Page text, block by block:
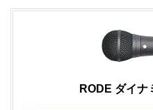
RODE ダイナ